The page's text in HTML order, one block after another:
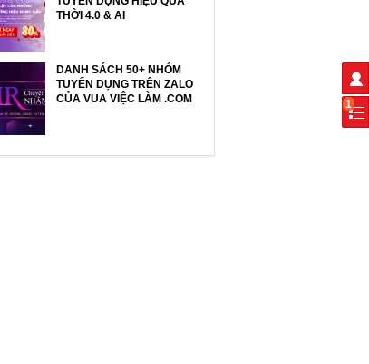
THỜI 4.0 & AI
DANH SÁCH 50+ NHÓM
TUYỂN DỤNG TRÊN ZALO
CỦA VUA VIỆC LÀM .COM
1